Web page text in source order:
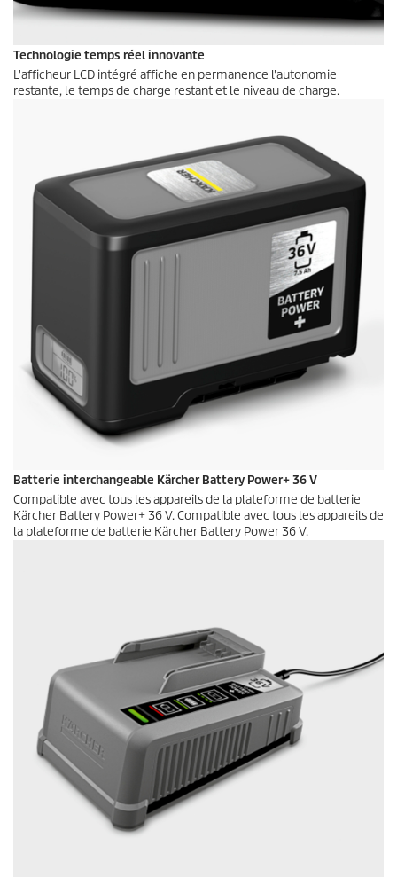
Technologie temps réel innovante
L'afficheur LCD intégré affiche en permanence l'autonomie
restante, le temps de charge restant et le niveau de charge.
Batterie interchangeable Kärcher Battery Power+ 36 V
Compatible avec tous les appareils de la plateforme de batterie
Kärcher Battery Power+ 36 V. Compatible avec tous les appareils de
la plateforme de batterie Kärcher Battery Power 36 V.